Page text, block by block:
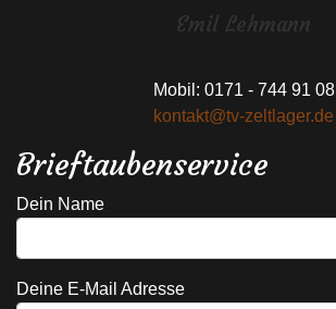
Emil Lehmann
Mobil: 0171 - 744 91 08
kontakt@tv-zeltlager.de
Brieftaubenservice
Dein Name
Deine E-Mail Adresse